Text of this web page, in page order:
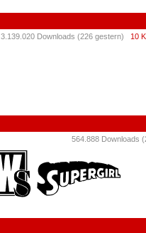
3.139.020 Downloads (226 gestern) 10
564.888 Downloads